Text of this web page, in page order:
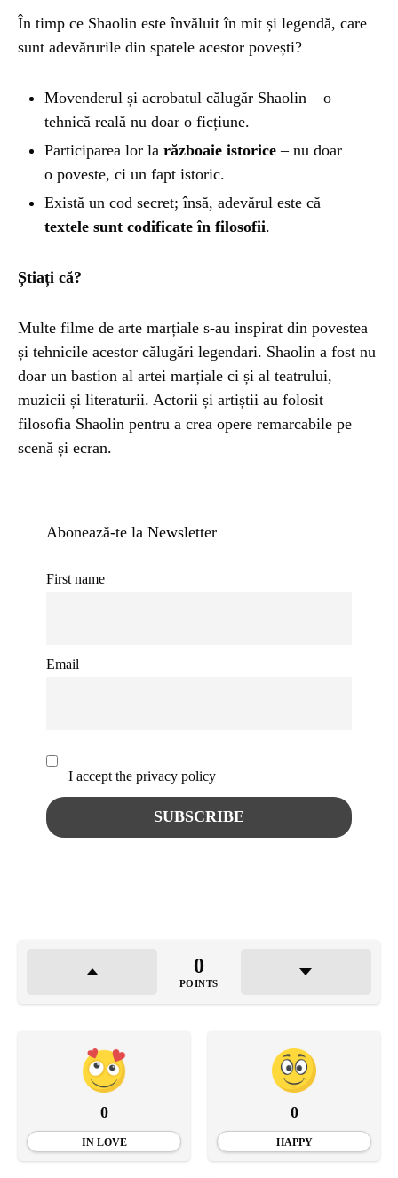
În timp ce Shaolin este învăluit în mit și legendă, care
sunt adevărurile din spatele acestor povești?
Movenderul și acrobatul călugăr Shaolin – o
tehnică reală nu doar o ficțiune.
Participarea lor la războaie istorice – nu doar
o poveste, ci un fapt istoric.
Există un cod secret; însă, adevărul este că
textele sunt codificate în filosofii.
Știați că?
Multe filme de arte marțiale s-au inspirat din povestea
și tehnicile acestor călugări legendari. Shaolin a fost nu
doar un bastion al artei marțiale ci și al teatrului,
muzicii și literaturii. Actorii și artiștii au folosit
filosofia Shaolin pentru a crea opere remarcabile pe
scenă și ecran.
Abonează-te la Newsletter
First name
Email
I accept the privacy policy
0
POINTS
0
IN LOVE
0
HAPPY